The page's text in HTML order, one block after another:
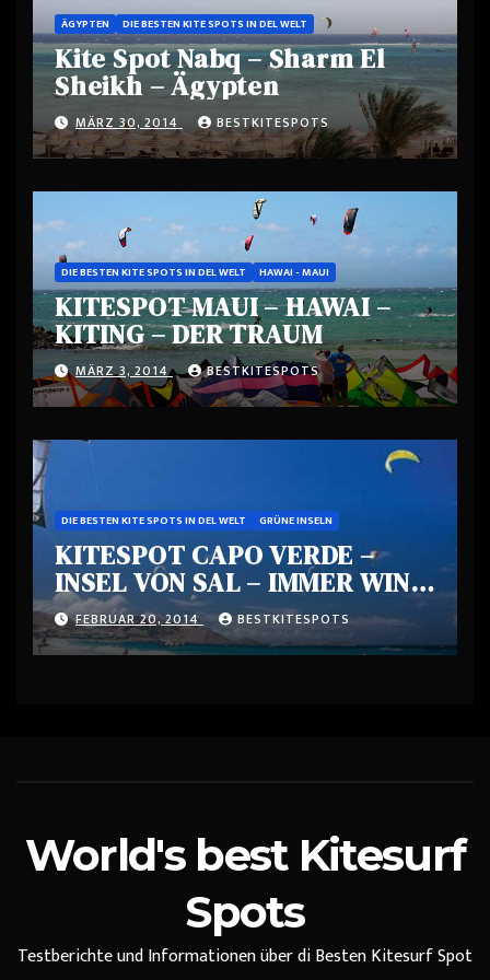
ÄGYPTEN DIE BESTEN KITE SPOTS IN DEL WELT
Kite Spot Nabq – Sharm El
Sheikh – Ägypten
MÄRZ 30, 2014 BESTKITESPOTS
DIE BESTEN KITE SPOTS IN DEL WELT HAWAI - MAUI
KITESPOT MAUI – HAWAI –
KITING – DER TRAUM
MÄRZ 3, 2014 BESTKITESPOTS
DIE BESTEN KITE SPOTS IN DEL WELT GRÜNE INSELN
KITESPOT CAPO VERDE –
INSEL VON SAL – IMMER WIND
– EIN PARADIES
FEBRUAR 20, 2014 BESTKITESPOTS
World's best Kitesurf
Spots
Testberichte und Informationen über di Besten Kitesurf Spot